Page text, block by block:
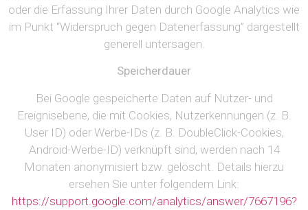
oder die Erfassung Ihrer Daten durch Google Analytics wie
im Punkt “Widerspruch gegen Datenerfassung” dargestellt
generell untersagen.
Speicherdauer
Bei Google gespeicherte Daten auf Nutzer- und
Ereignisebene, die mit Cookies, Nutzerkennungen (z. B.
User ID) oder Werbe-IDs (z. B. DoubleClick-Cookies,
Android-Werbe-ID) verknüpft sind, werden nach 14
Monaten anonymisiert bzw. gelöscht. Details hierzu
ersehen Sie unter folgendem Link:
https://support.google.com/analytics/answer/7667196?